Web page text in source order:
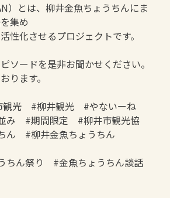
）とは、柳井金魚ちょうちんにま
集め
性化させるプロジェクトです。
ソードを是非お聞かせください。
ります。
観光 #柳井観光 #やないーね
み #期間限定 #柳井市観光協
ん #柳井金魚ちょうちん
ちん祭り #金魚ちょうちん談話